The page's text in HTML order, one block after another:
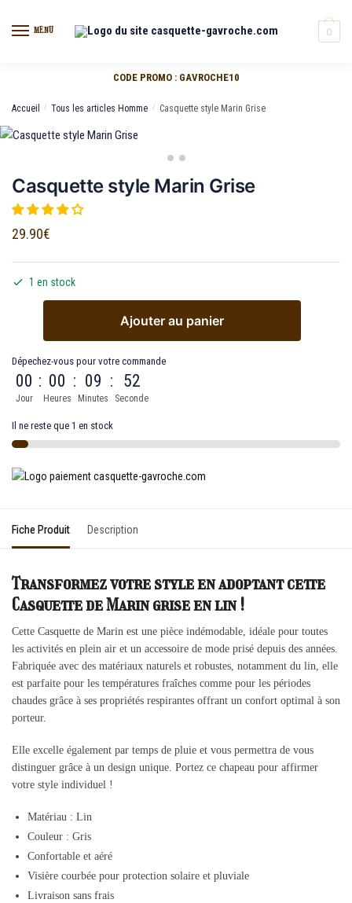
MENU 0
CODE PROMO : GAVROCHE10
Accueil / Tous les articles Homme / Casquette style Marin Grise
Casquette style Marin Grise
29.90€
1 en stock
Ajouter au panier
Dépechez-vous pour votre commande
00
Jour
: 00
Heures
: 09
Minutes
: 52
Seconde
Il ne reste que 1 en stock
Fiche Produit Description
Transformez votre style en adoptant cette
Casquette de Marin grise en lin !
Cette Casquette de Marin est une pièce indémodable, idéale pour toutes
les activités en plein air et un accessoire de mode prisé depuis des années.
Fabriquée avec des matériaux naturels et robustes, notamment du lin, elle
est parfaite pour les températures fraîches comme pour les périodes
chaudes grâce à ses propriétés respirantes offrant un confort optimal à son
porteur.
Elle excelle également par temps de pluie et vous permettra de vous
distinguer grâce à un design unique. Portez ce chapeau pour affirmer
votre style individuel !
Matériau : Lin
Couleur : Gris
Confortable et aéré
Visière courbée pour protection solaire et pluviale
Livraison sans frais